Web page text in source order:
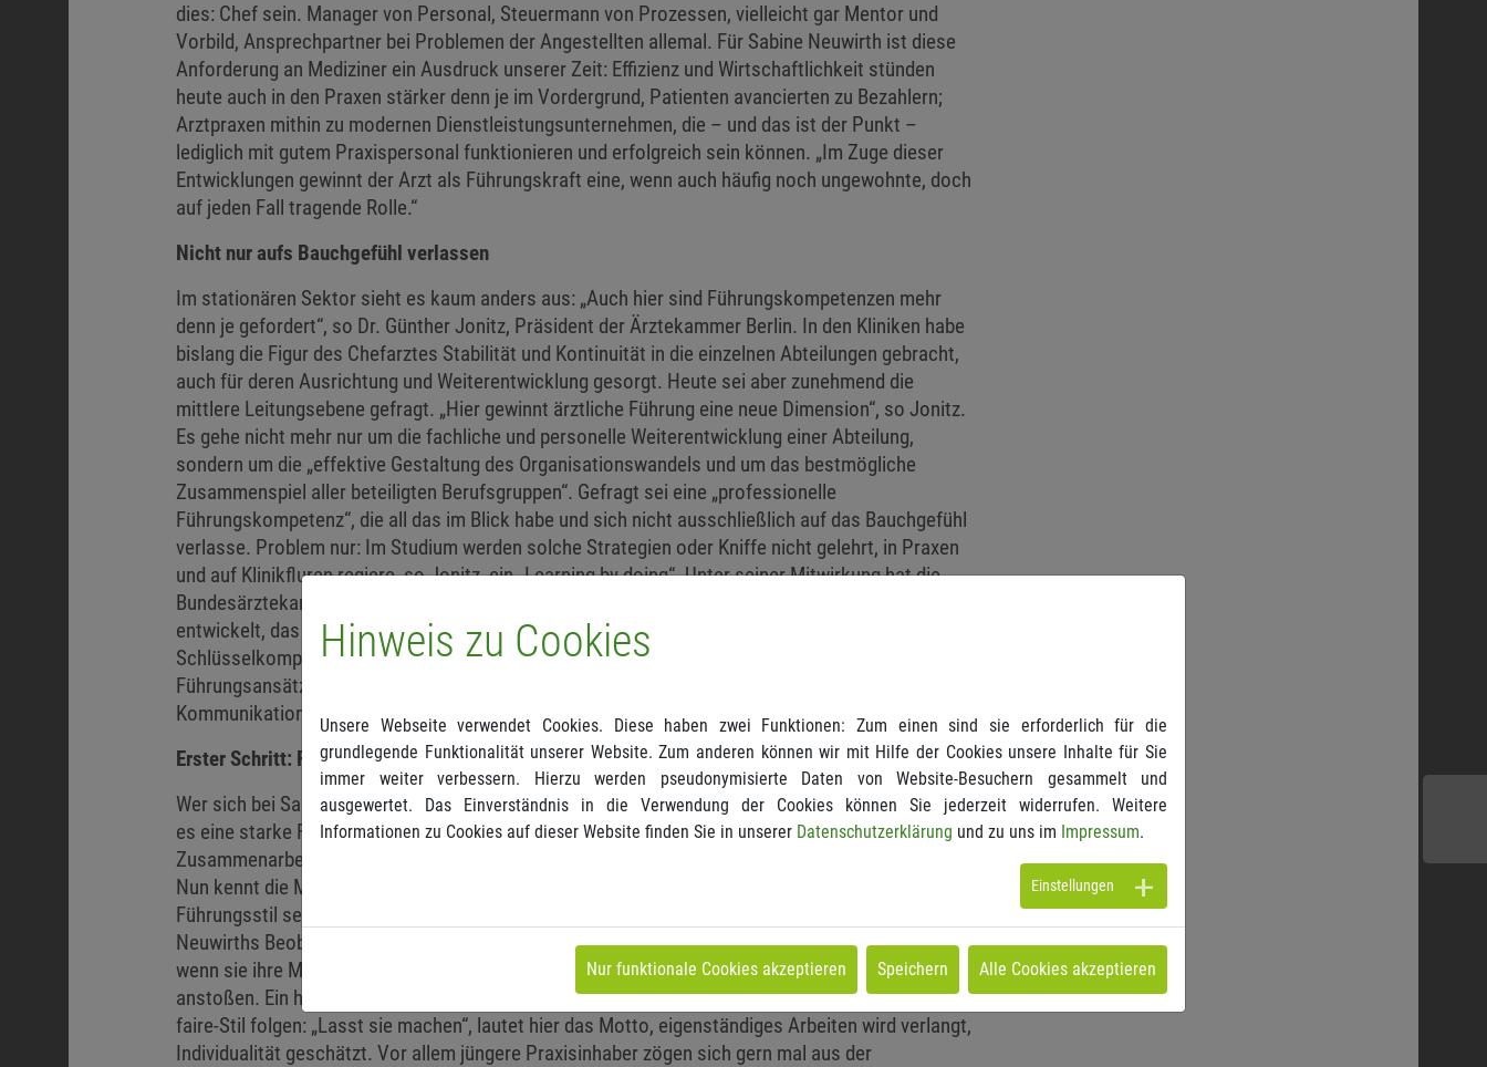
dies: Chef sein. Manager von Personal, Steuermann von Prozessen, vielleicht gar Mentor und
Vorbild, Ansprechpartner bei Problemen der Angestellten allemal. Für Sabine Neuwirth ist diese
Anforderung an Mediziner ein Ausdruck unserer Zeit: Effizienz und Wirtschaftlichkeit stünden
heute auch in den Praxen stärker denn je im Vordergrund, Patienten avancierten zu Bezahlern;
Arztpraxen mithin zu modernen Dienstleistungsunternehmen, die – und das ist der Punkt –
lediglich mit gutem Praxispersonal funktionieren und erfolgreich sein können. „Im Zuge dieser
Entwicklungen gewinnt der Arzt als Führungskraft eine, wenn auch häufig noch ungewohnte, doch
auf jeden Fall tragende Rolle.“
Nicht nur aufs Bauchgefühl verlassen
Im stationären Sektor sieht es kaum anders aus: „Auch hier sind Führungskompetenzen mehr
denn je gefordert“, so Dr. Günther Jonitz, Präsident der Ärztekammer Berlin. In den Kliniken habe
bislang die Figur des Chefarztes Stabilität und Kontinuität in die einzelnen Abteilungen gebracht,
auch für deren Ausrichtung und Weiterentwicklung gesorgt. Heute sei aber zunehmend die
mittlere Leitungsebene gefragt. „Hier gewinnt ärztliche Führung eine neue Dimension“, so Jonitz.
Es gehe nicht mehr nur um die fachliche und personelle Weiterentwicklung einer Abteilung,
sondern um die „effektive Gestaltung des Organisationswandels und um das bestmögliche
Zusammenspiel aller beteiligten Berufsgruppen“. Gefragt sei eine „professionelle
Führungskompetenz“, die all das im Blick habe und sich nicht ausschließlich auf das Bauchgefühl
verlasse. Problem nur: Im Studium werden solche Strategien oder Kniffe nicht gelehrt, in Praxen
und auf Klinikfluren regiere, so Jonitz, ein „Learning by doing“. Unter seiner Mitwirkung hat die
Bundesärztekammer deshalb vor einigen Jahren auf Basis einer Bedarfsanalyse ein Curriculum
entwickelt, das sowohl ambulant als auch stationär arbeitenden Medizinern
Schlüsselkompetenzen beibringen soll. Hier wird vermittelt, was in Aus- und Weiterbildung fehlt:
Führungsansätze, die Entwicklung eines eigenen Führungsstils, das Herausschälen von
Kommunikationsskills.
Erster Schritt: Führungsrolle annehmen
Wer sich bei Sabine Neuwirth ins Seminar setzt, lernt erst mal eines: Für ein gutes Team braucht
es eine starke Führung, klare Absprachen und nahtlose Kommunikation. „Wenn die
Zusammenarbeit im Praxisteam nicht stimmt, trägt der Arzt die Verantwortung“, so Neuwirth.
Nun kennt die Managementliteratur mehrere unterschiedliche Führungsmodelle: Der autoritäre
Führungsstil setzt auf Anweisungen und Kontrolle – eine klassische Methode, auf die nach
Neuwirths Beobachtung vor allem ältere Ärzte noch setzen. Kooperativ führen Ärzte hingegen,
wenn sie ihre Mitarbeiter in das Geschehen einbeziehen, auch Diskussionen erlauben oder sogar
anstoßen. Ein hohes Maß an Freiheit genießen wiederum Mitarbeiter, deren Chefs dem Laissez-
faire-Stil folgen: „Lasst sie machen“, lautet hier das Motto, eigenständiges Arbeiten wird verlangt,
Individualität geschätzt. Vor allem jüngere Praxisinhaber zögen sich gern mal aus der
Hinweis zu Cookies
Unsere Webseite verwendet Cookies. Diese haben zwei Funktionen: Zum einen sind sie erforderlich für die
grundlegende Funktionalität unserer Website. Zum anderen können wir mit Hilfe der Cookies unsere Inhalte für Sie
immer weiter verbessern. Hierzu werden pseudonymisierte Daten von Website-Besuchern gesammelt und
ausgewertet. Das Einverständnis in die Verwendung der Cookies können Sie jederzeit widerrufen. Weitere
Informationen zu Cookies auf dieser Website finden Sie in unserer Datenschutzerklärung und zu uns im Impressum.
Einstellungen
Nur funktionale Cookies akzeptieren Speichern Alle Cookies akzeptieren